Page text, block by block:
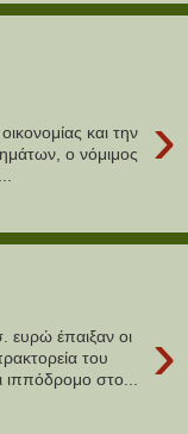
›
και την
ο νόμιμος
›
ευρώ έπαιξαν οι
του
ιππόδρομο στο...